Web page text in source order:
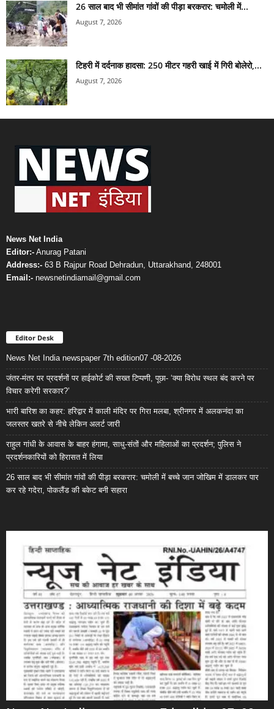
26 साल बाद भी सीमांत गांवों की पीड़ा बरकरार: चमोली में...
August 7, 2026
टिहरी में दर्दनाक हादसा: 250 मीटर गहरी खाई में गिरी बोलेरो,...
August 7, 2026
News Net India
Editor:- Anurag Patani
Address:- 63 B Rajpur Road Dehradun, Uttarakhand, 248001
Email:- newsnetindiamail@gmail.com
Editor Desk
News Net India newspaper 7th edition07 -08-2026
जंतर-मंतर पर प्रदर्शनों पर हाईकोर्ट की सख्त टिप्पणी, पूछा- ‘क्या विरोध स्थल बंद करने पर
विचार करेगी सरकार?’
भारी बारिश का कहर: हरिद्वार में काली मंदिर पर गिरा मलबा, श्रीनगर में अलकनंदा का
जलस्तर खतरे से नीचे लेकिन अलर्ट जारी
राहुल गांधी के आवास के बाहर हंगामा, साधु-संतों और महिलाओं का प्रदर्शन; पुलिस ने
प्रदर्शनकारियों को हिरासत में लिया
26 साल बाद भी सीमांत गांवों की पीड़ा बरकरार: चमोली में बच्चे जान जोखिम में डालकर पार
कर रहे गदेरा, पोकलैंड की बकेट बनी सहारा